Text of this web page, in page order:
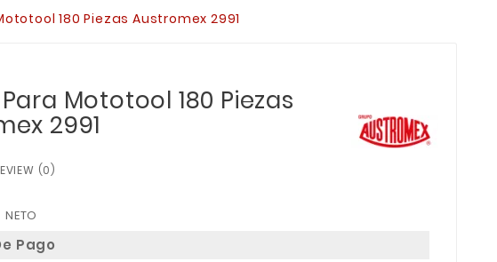
180 Piezas Austromex 2991
Mototool 180 Piezas
2991
(0)
NETO
Pago